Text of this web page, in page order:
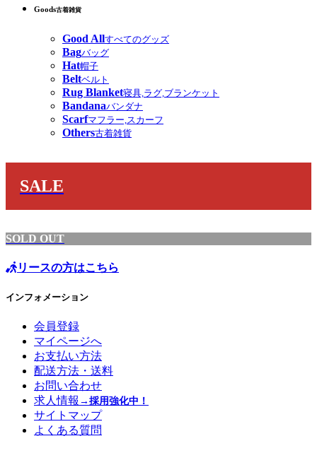
Goods古着雑貨
Good Allすべてのグッズ
Bagバッグ
Hat帽子
Beltベルト
Rug Blanket寝具,ラグ,ブランケット
Bandanaバンダナ
Scarfマフラー,スカーフ
Others古着雑貨
SALE
SOLD OUT
リースの方はこちら
インフォメーション
会員登録
マイページへ
お支払い方法
配送方法・送料
お問い合わせ
求人情報 →採用強化中！
サイトマップ
よくある質問